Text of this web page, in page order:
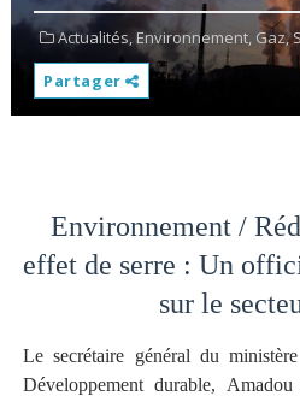
Actualités,Environnement, Gaz,
Partager
Environnement /
effet de serre : Un
sur le
Le secrétaire général du
Développement durable,